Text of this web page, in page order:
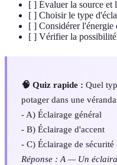
[ ] Évaluer la source et
[ ] Choisir le type
[ ] Considérer l'énergie
[ ] Vérifier la possibilité
🧠 Quiz rapide : Quel
potager dans une
- A) Éclairage général
- B) Éclairage d'accent
- C) Éclairage de sécurité
Réponse : A — Un